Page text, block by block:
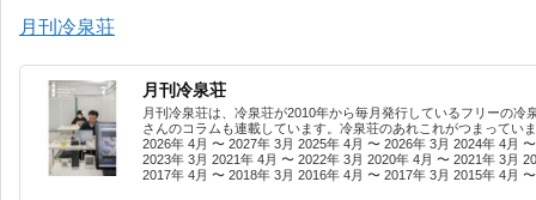
月刊冷泉荘
月刊冷泉荘
月刊冷泉荘は、冷泉荘が2010年から毎月発行しているフリーの
さんのコラムも連載しています。冷泉荘のあれこれがつまってい
2026年 4月 〜 2027年 3月 2025年 4月 〜 2026年 3月 2024年 4月
2023年 3月 2021年 4月 〜 2022年 3月 2020年 4月 〜 2021年 3月
2017年 4月 〜 2018年 3月 2016年 4月 〜 2017年 3月 2015年 4月